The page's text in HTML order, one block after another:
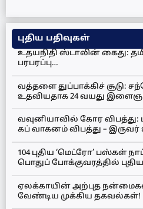
புதிய பதிவுகள்
உதயநிதி ஸ்டாலின் கைது:
பரபரப்பு…
வத்தளை துப்பாக்கிச் சூடு:
உதவியதாக 24 வயது
வவுனியாவில் கோர விபத்து:
கப் வாகனம் விபத்து – இருவர்
104 புதிய ‘மெட்ரோ’ பஸ்கள்
பொதுப் போக்குவரத்தில்
ஏலக்காயின் அற்புத
வேண்டிய முக்கிய தகவல்கள்!